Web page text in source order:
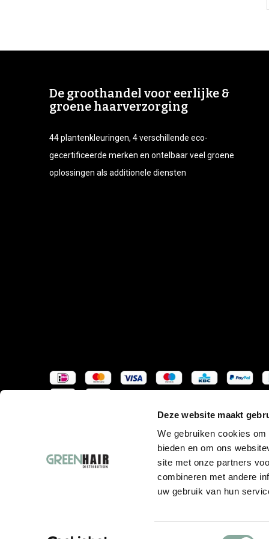
Deze website maakt
We gebruiken cookies
bieden en om ons
site met onze partners
combineren met andere
uw gebruik van hun
Toestemmingsselectie
De groothandel voor eerlijke &
groene haarverzorging
44 plantenkleuringen, 4 verschillende eco-
gecertificeerde merken en ontelbaar veel groene
oplossingen als additionele diensten